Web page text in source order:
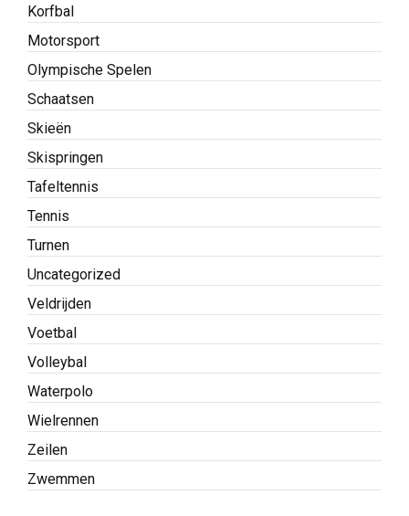
Korfbal
Motorsport
Olympische Spelen
Schaatsen
Skieën
Skispringen
Tafeltennis
Tennis
Turnen
Uncategorized
Veldrijden
Voetbal
Volleybal
Waterpolo
Wielrennen
Zeilen
Zwemmen